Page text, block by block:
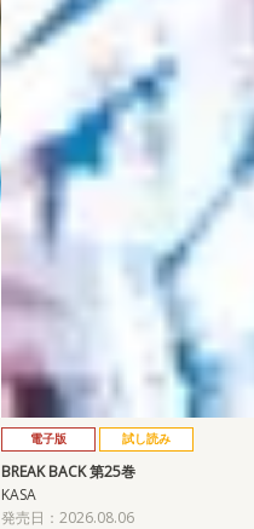
電子版 試し読み
BREAK BACK 第25巻
KASA
発売日：2026.08.06